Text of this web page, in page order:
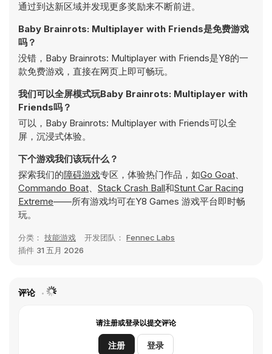
通过到达新区域并发现更多奖励来不断前进。
Baby Brainrots: Multiplayer with Friends是免费游戏
吗？
没错，Baby Brainrots: Multiplayer with Friends是Y8的一
款免费游戏，直接在网页上即可畅玩。
我们可以全屏模式玩Baby Brainrots: Multiplayer with
Friends吗？
可以，Baby Brainrots: Multiplayer with Friends可以全
屏，沉浸式体验。
下个游戏我们该玩什么？
探索我们的障碍游戏专区，体验热门作品，如Go Goat、
Commando Boat、 Stack Crash Ball和Stunt Car Racing
Extreme——所有游戏均可在Y8 Games 游戏平台即时畅
玩。
分类： 技能游戏 开发团队： Fennec Labs
插件 31 五月 2026
评论
请注册或登录以提交评论
注册 登录